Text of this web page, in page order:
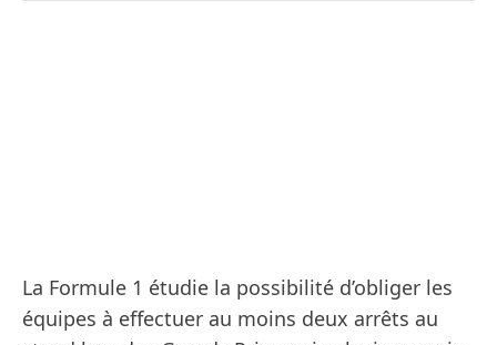
La Formule 1 étudie la possibilité d’obliger les
équipes à effectuer au moins deux arrêts au